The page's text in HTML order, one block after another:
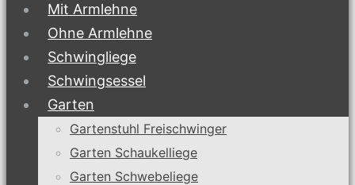
Mit Armlehne
Ohne Armlehne
Schwingliege
Schwingsessel
Garten
Gartenstuhl Freischwinger
Garten Schaukelliege
Garten Schwebeliege